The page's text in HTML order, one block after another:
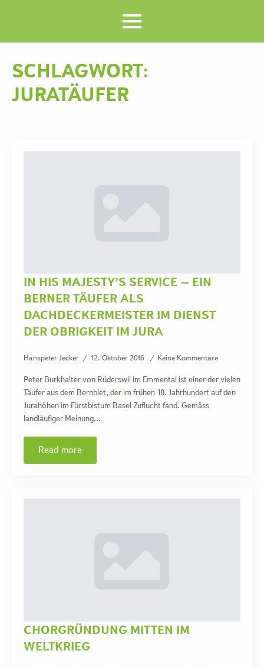
SCHLAGWORT:
JURATÄUFER
IN HIS MAJESTY’S SERVICE – EIN
BERNER TÄUFER ALS
DACHDECKERMEISTER IM DIENST
DER OBRIGKEIT IM JURA
Hanspeter Jecker 12. Oktober 2016 Keine Kommentare
Peter Burkhalter von Rüderswil im Emmental ist einer der vielen
Täufer aus dem Bernbiet, der im frühen 18. Jahrhundert auf den
Jurahöhen im Fürstbistum Basel Zuflucht fand. Gemäss
landläufiger Meinung…
Read more
CHORGRÜNDUNG MITTEN IM
WELTKRIEG